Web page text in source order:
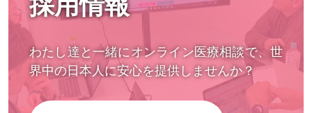
わたし達と一緒にオンライン医療相談で、世
界中の日本人に安心を提供しませんか？